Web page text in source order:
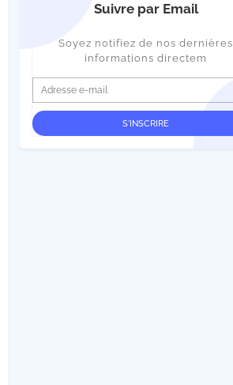
Suivre par Email
Soyez notifiez de nos dernières
informations directem